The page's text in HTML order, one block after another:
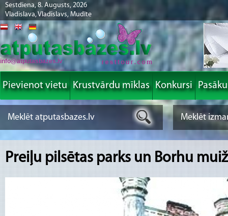
Sestdiena, 8. Augusts, 2026
Vladislava, Vladislavs, Mudīte
info@atputasbazes.lv
Pievienot vietu Krustvārdu mīklas Konkursi
Preiļu pilsētas parks un Borhu